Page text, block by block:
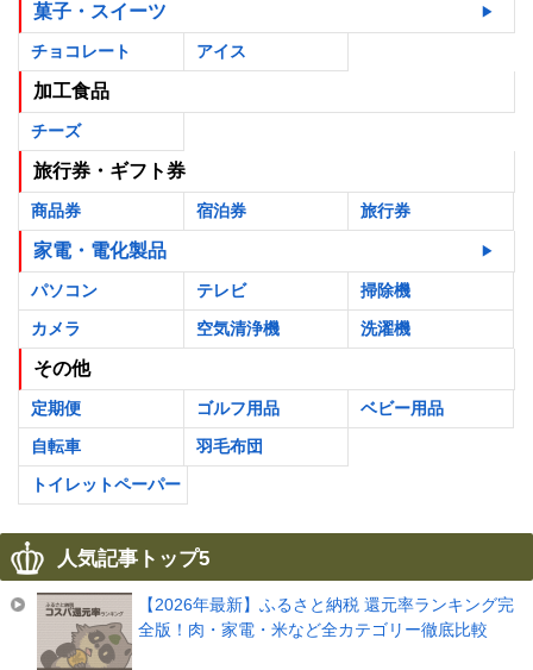
菓子・スイーツ
チョコレート アイス
加工食品
チーズ
旅行券・ギフト券
商品券 宿泊券 旅行券
家電・電化製品
パソコン テレビ
掃除機
カメラ
空気清浄機 洗濯機
その他
定期便 ゴルフ用品
ベビー用品
自転車
羽毛布団
トイレットペーパー
人気記事トップ5
【2026年最新】ふるさと納税 還元率ランキング完
全版！肉・家電・米など全カテゴリー徹底比較